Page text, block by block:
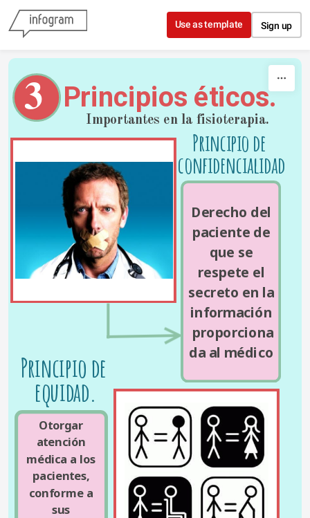
Skip to content
Use as template Sign up
3 Principios éticos.
Importantes en la fisioterapia.
Principio de
confidencialidad
Derecho del
paciente de
que se
respete el
secreto en la
información
proporciona
da al médico
Principio de
equidad.
Otorgar
atención
médica a los
pacientes,
conforme a
sus